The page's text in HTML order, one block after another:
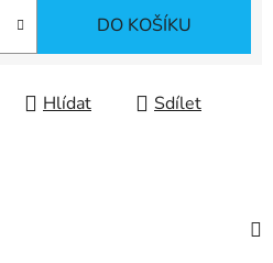
DO KOŠÍKU
Hlídat Sdílet